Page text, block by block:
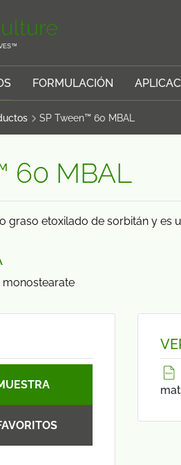
FORMULACIÓN
SP Tween™ 60 MBAL
60 MBAL
graso etoxilado de sorbitán y es
monostearate